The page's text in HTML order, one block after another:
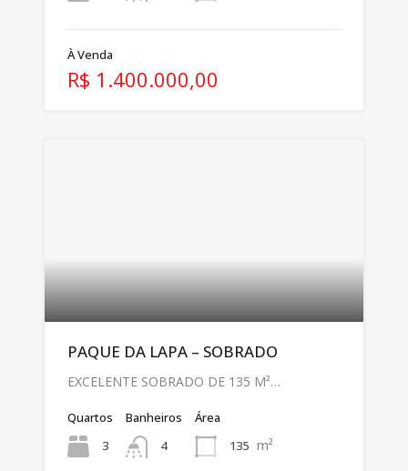
À Venda
R$ 1.400.000,00
PAQUE DA LAPA – SOBRADO
EXCELENTE SOBRADO DE 135 M²…
Quartos
3
Banheiros
4
Área
135 m²